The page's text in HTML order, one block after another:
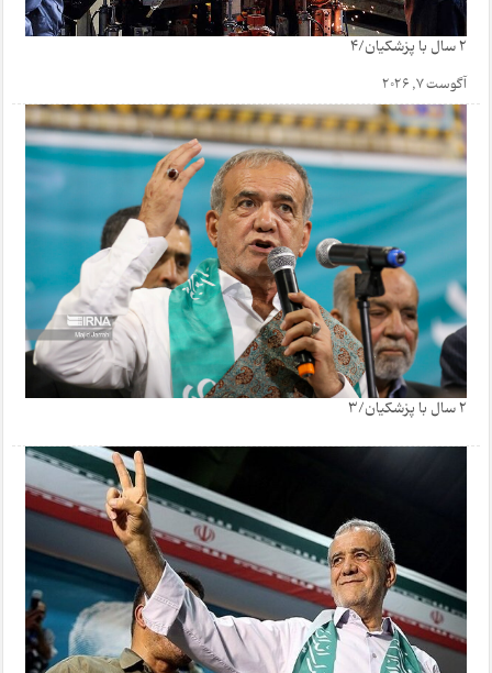
2 سال با پزشکیان/4
آگوست 7, 2026
2 سال با پزشکیان/3